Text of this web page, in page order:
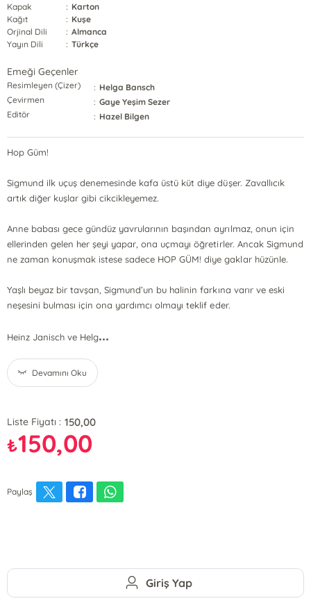
Kapak
: Karton
Kağıt
: Kuşe
Orjinal Dili
: Almanca
Yayın Dili
: Türkçe
Emeği Geçenler
Resimleyen (Çizer) : Helga Bansch
Çevirmen
: Gaye Yeşim Sezer
Editör
: Hazel Bilgen
Hop Güm!
Sigmund ilk uçuş denemesinde kafa üstü küt diye düşer. Zavallıcık
artık diğer kuşlar gibi cikcikleyemez.
Anne babası gece gündüz yavrularının başından ayrılmaz, onun için
ellerinden gelen her şeyi yapar, ona uçmayı öğretirler. Ancak Sigmund
ne zaman konuşmak istese sadece HOP GÜM! diye gaklar hüzünle.
Yaşlı beyaz bir tavşan, Sigmund’un bu halinin farkına varır ve eski
neşesini bulması için ona yardımcı olmayı teklif eder.
Heinz Janisch ve Helg...
Devamını Oku
Liste Fiyatı : 150,00
₺150,00
Paylaş
Giriş Yap